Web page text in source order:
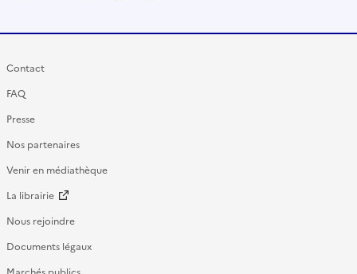
Contact
FAQ
Presse
Nos partenaires
Venir en médiathèque
La librairie
Nous rejoindre
Documents légaux
Marchés publics